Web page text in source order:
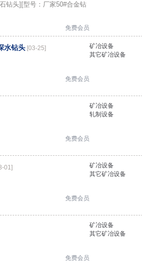
钻头][型号：厂家50#合金钻
免费会员
水钻头 [03-25]
免费会员
矿冶设备
其它矿冶设备
免费会员
矿冶设备
轧制设备
01]
免费会员
矿冶设备
其它矿冶设备
免费会员
矿冶设备
其它矿冶设备